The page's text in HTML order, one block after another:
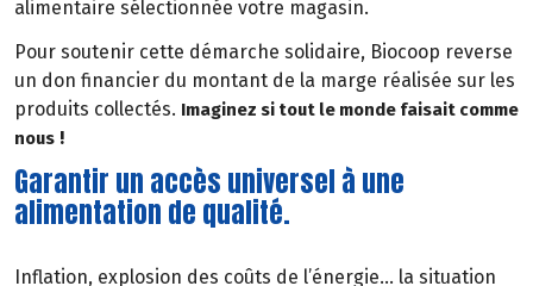
alimentaire sélectionnée votre magasin.
Pour soutenir cette démarche solidaire, Biocoop reverse
un don financier du montant de la marge réalisée sur les
produits collectés. Imaginez si tout le monde faisait comme
nous !
Garantir un accès universel à une
alimentation de qualité.
Inflation, explosion des coûts de l’énergie… la situation